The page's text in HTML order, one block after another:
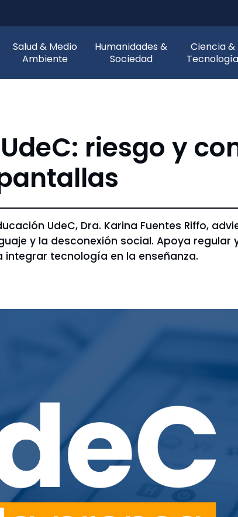
Salud & Medio
Ambiente
Humanidades &
Sociedad
Ciencia &
Tecnología
riesgo y
UdeC, Dra. Karina Fuentes Riffo,
y la desconexión social. Apoya
tecnología en la enseñanza.